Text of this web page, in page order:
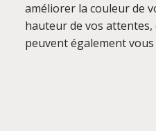
améliorer la couleur de
hauteur de vos attentes,
peuvent également